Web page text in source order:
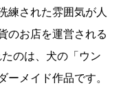
練された雰囲気が人
のお店を運営される
のは、犬の「ウン
メイド作品です。